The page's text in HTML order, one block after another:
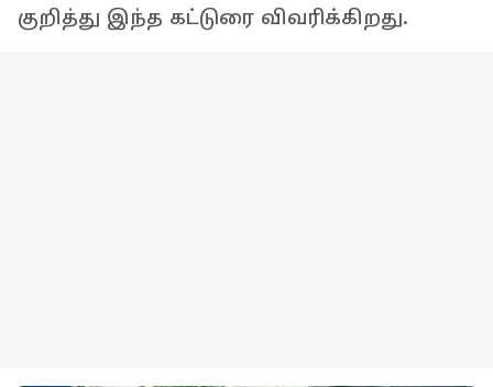
குறித்து இந்த கட்டுரை விவரிக்கிறது.